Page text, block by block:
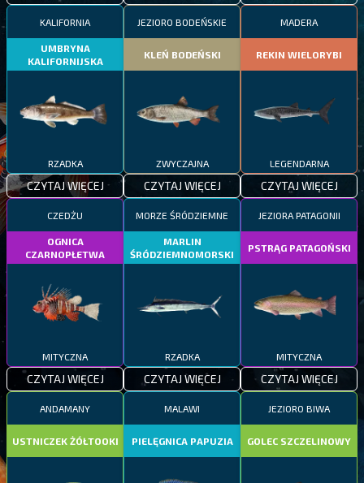
KALIFORNIA
UMBRYNA
KALIFORNIJSKA
RZADKA
CZYTAJ WIĘCEJ
JEZIORO BODEŃSKIE
KLEŃ BODEŃSKI
ZWYCZAJNA
CZYTAJ WIĘCEJ
MADERA
REKIN WIELORYBI
LEGENDARNA
CZYTAJ WIĘCEJ
CZEDŻU
OGNICA
CZARNOPŁETWA
MITYCZNA
CZYTAJ WIĘCEJ
MORZE ŚRÓDZIEMNE
MARLIN
ŚRÓDZIEMNOMORSKI
RZADKA
CZYTAJ WIĘCEJ
JEZIORA PATAGONII
PSTRĄG PATAGOŃSKI
MITYCZNA
CZYTAJ WIĘCEJ
ANDAMANY
USTNICZEK ŻÓŁTOOKI
MALAWI
PIELĘGNICA PAPUZIA
JEZIORO BIWA
GOLEC SZCZELINOWY